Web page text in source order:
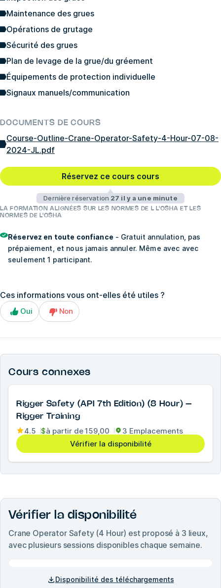
Maintenance des grues
Opérations de grutage
Sécurité des grues
Plan de levage de la grue/du gréement
Équipements de protection individuelle
Signaux manuels/communication
DOCUMENTS DE COURS
Course-Outline-Crane-Operator-Safety-4-Hour-07-08-
2024-JL.pdf
Réservez ce cours cours
Dernière réservation 27 il y a une minute
LA FORMATION ALIGNÉES SUR LES NORMES DE L L'OSHA ET LES
NORMES DE L'OSHA
Réservez en toute confiance- Gratuit annulation, pas
prépaiement, et nous jamais annuler. Même avec avec
seulement 1 participant.
Ces informations vous ont-elles été utiles ?
Oui Non
Cours connexes
Rigger Safety (API 7th Edition) (8 Hour) –
Rigger Training
4.5 $à partir de159,00
3 Emplacements
Vérifier la disponibilité
Vérifier la disponibilité
Crane Operator Safety (4 Hour) est proposé à 3 lieux,
avec plusieurs sessions disponibles chaque semaine.
Disponibilité des téléchargements